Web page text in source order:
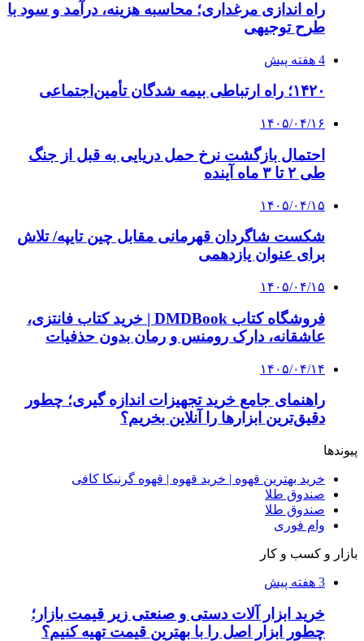
راه اندازی مرغداری؛ محاسبه هزینه، درآمد و سود با
طرح توجیهی
4 هفته پیش
۱۴۲۰؛ راه ارتباطی بیمه شدگان تأمین‌اجتماعی
۱۴۰۵/۰۴/۱۶
احتمال بازگشت نرخ حمل دریایی به قبل از جنگ
طی ۲ تا ۳ ماه آینده
۱۴۰۵/۰۴/۱۵
شکست شاگردان قهرمانی مقابل چین تایپه/ تلاش
برای عنوان یازدهمی
۱۴۰۵/۰۴/۱۵
فروشگاه کتاب DMDBook | خرید کتاب فانتزی،
عاشقانه، دارک رومنس و رمان بدون حذفیات
۱۴۰۵/۰۴/۱۴
راهنمای جامع خرید تجهیزات اندازه گیری؛ چطور
دقیق‌ترین ابزارها را آنلاین بخریم؟
پیوندها
خرید بهترین قهوه | خرید قهوه | قهوه گرنیکا کافی
صندوق طلا
صندوق طلا
وام فوری
بازار و کسب و کار
3 هفته پیش
خرید ابزار آلات دستی و صنعتی زیر قیمت بازار؛
چطور ابزار اصل را با بهترین قیمت تهیه کنیم؟